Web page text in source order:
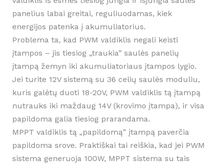
panelius labai greitai, reguliuodamas, kiek
energijos patenka į akumuliatorius.
Problema ta, kad PWM valdiklis negali keisti
įtampos – jis tiesiog „traukia” saulės panelių
įtampą žemyn iki akumuliatoriaus įtampos lygio.
Jei turite 12V sistemą su 36 celių saulės moduliu,
kuris galėtų duoti 18-20V, PWM valdiklis tą įtampą
nutrauks iki maždaug 14V (krovimo įtampa), ir visa
papildoma galia tiesiog prarandama.
MPPT valdiklis tą „papildomą” įtampą paverčia
papildoma srove. Praktiškai tai reiškia, kad jei PWM
sistema generuoja 100W, MPPT sistema su tais